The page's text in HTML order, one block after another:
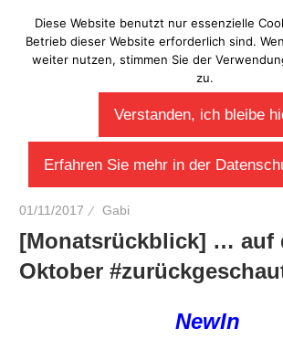
Inhalt
springen
01/11/2017 Gabi
[Monatsrückblick] … auf
Oktober
NewIn
Diese Website benutzt nur essenzielle
Betrieb dieser Website erforderlich sind.
weiter nutzen, stimmen Sie der
zu.
Verstanden, ich bleibe
Erfahren Sie mehr in der